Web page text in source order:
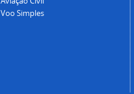
Voo Simples